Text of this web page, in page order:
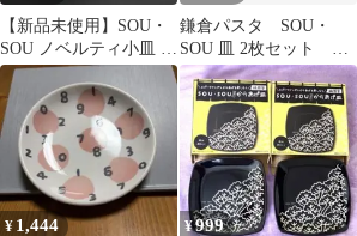
【新品未使用】SOU・
SOU ノベルティ小皿 2
枚セット（19周年記念
①）
鎌倉パスタ SOU・
SOU 皿 2枚セット 直
径16cm 丸皿 プレート
¥ 1,444 ¥999